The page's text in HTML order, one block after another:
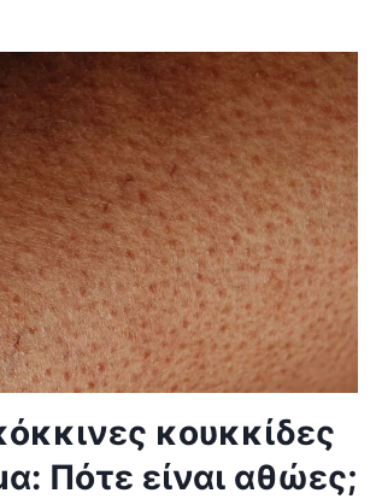
κουκκίδες
Πότε είναι αθώες;